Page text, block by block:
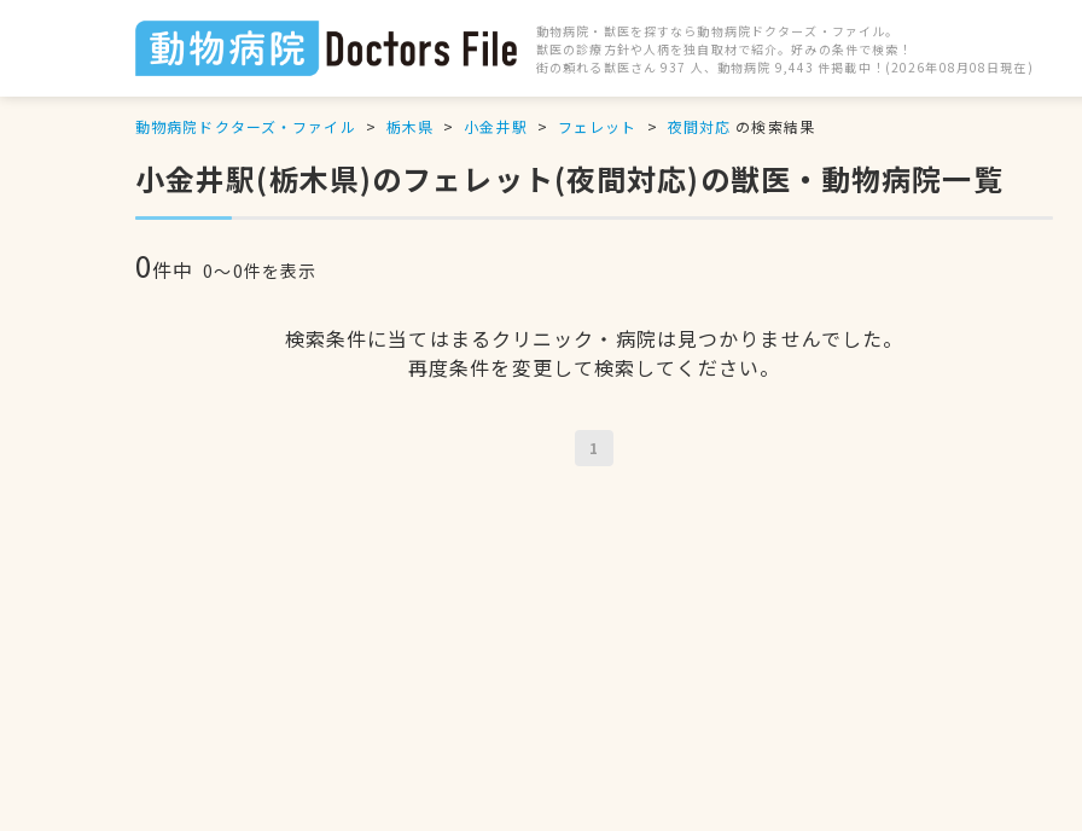
動物病院・獣医を探すなら動物病院ドクターズ・ファイル。
獣医の診療方針や人柄を独自取材で紹介。好みの条件で検索！
街の頼れる獣医さん 937 人、動物病院 9,443 件掲載中！(2026年08月08日現在)
動物病院ドクターズ・ファイル 栃木県 小金井駅 フェレット 夜間対応 の検索結果
小金井駅(栃木県)のフェレット(夜間対応)の獣医・動物病院一覧
0件中 0〜0件を表示
検索条件に当てはまるクリニック・病院は見つかりませんでした。
再度条件を変更して検索してください。
1